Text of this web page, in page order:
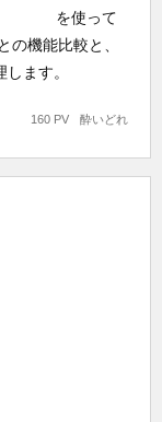
を使って
の機能比較と、
ます。
酔いどれ
160 PV